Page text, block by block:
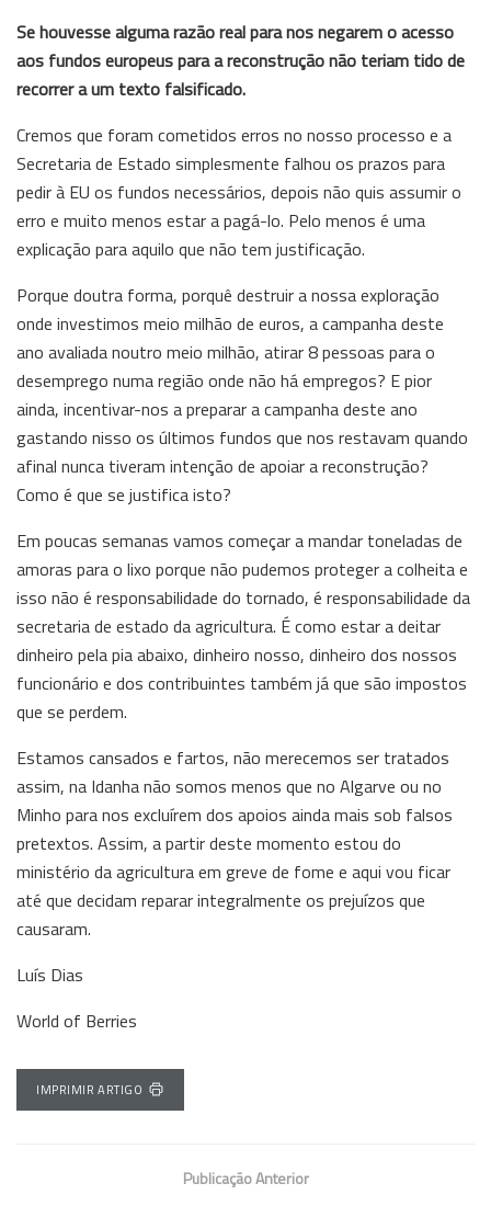
Se houvesse alguma razão real para nos negarem o acesso
aos fundos europeus para a reconstrução não teriam tido de
recorrer a um texto falsificado.
Cremos que foram cometidos erros no nosso processo e a
Secretaria de Estado simplesmente falhou os prazos para
pedir à EU os fundos necessários, depois não quis assumir o
erro e muito menos estar a pagá-lo. Pelo menos é uma
explicação para aquilo que não tem justificação.
Porque doutra forma, porquê destruir a nossa exploração
onde investimos meio milhão de euros, a campanha deste
ano avaliada noutro meio milhão, atirar 8 pessoas para o
desemprego numa região onde não há empregos? E pior
ainda, incentivar-nos a preparar a campanha deste ano
gastando nisso os últimos fundos que nos restavam quando
afinal nunca tiveram intenção de apoiar a reconstrução?
Como é que se justifica isto?
Em poucas semanas vamos começar a mandar toneladas de
amoras para o lixo porque não pudemos proteger a colheita e
isso não é responsabilidade do tornado, é responsabilidade da
secretaria de estado da agricultura. É como estar a deitar
dinheiro pela pia abaixo, dinheiro nosso, dinheiro dos nossos
funcionário e dos contribuintes também já que são impostos
que se perdem.
Estamos cansados e fartos, não merecemos ser tratados
assim, na Idanha não somos menos que no Algarve ou no
Minho para nos excluírem dos apoios ainda mais sob falsos
pretextos. Assim, a partir deste momento estou do
ministério da agricultura em greve de fome e aqui vou ficar
até que decidam reparar integralmente os prejuízos que
causaram.
Luís Dias
World of Berries
IMPRIMIR ARTIGO
Publicação Anterior